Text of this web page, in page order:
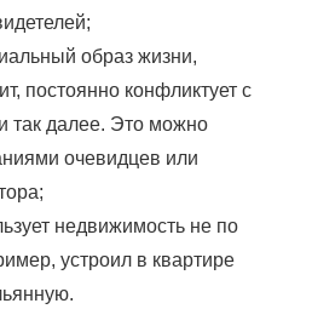
образ жизни,
постоянно конфликтует с
так далее. Это можно
очевидцев или
недвижимость не по
устроил в квартире